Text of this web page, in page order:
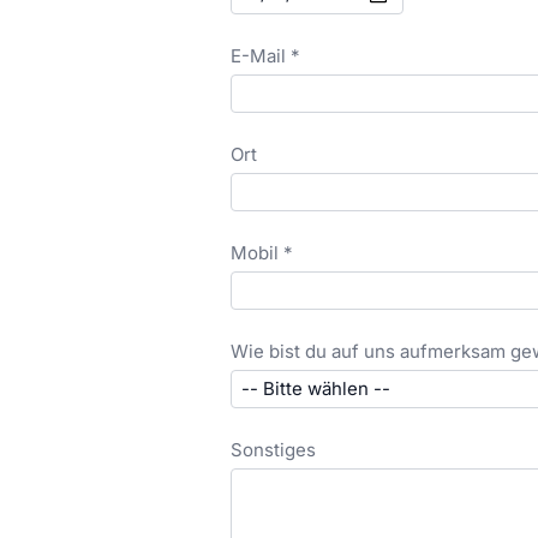
E-Mail *
Ort
Mobil *
Wie bist du auf uns aufmerksam
Sonstiges